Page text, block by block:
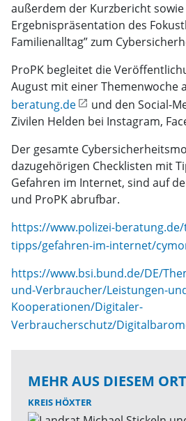
außerdem der Kurzbericht
Ergebnispräsentation des
Familienalltag” zum
ProPK begleitet die
August mit einer Themenwoche
beratung.de
und den Social-
Zivilen Helden bei Instagram,
Der gesamte
dazugehörigen Checklisten mit
Gefahren im Internet, sind auf
und ProPK abrufbar.
https://www.polizei-
tipps/gefahren-im-internet/
https://www.bsi.bund.de/DE/
und-Verbraucher/Leistungen-
Kooperationen/Digitaler-
Verbraucherschutz/
MEHR AUS DIESEM ORT
KREIS HÖXTER